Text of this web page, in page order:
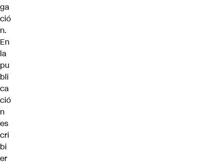
ga
ció
n.
En
la
pu
bli
ca
ció
n
es
cri
bi
er